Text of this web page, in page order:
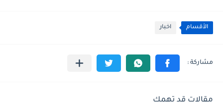
الأقسام اخبار
مقالات قد تهمك